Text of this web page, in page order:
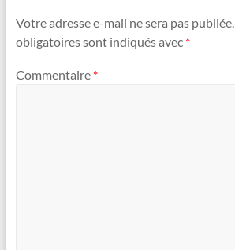
Votre adresse e-mail ne sera pas publiée.
obligatoires sont indiqués avec *
Commentaire *